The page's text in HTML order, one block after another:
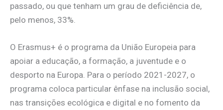
passado, ou que tenham um grau de deficiência de,
pelo menos, 33%.
O Erasmus+ é o programa da União Europeia para
apoiar a educação, a formação, a juventude e o
desporto na Europa. Para o período 2021-2027, o
programa coloca particular ênfase na inclusão social,
nas transições ecológica e digital e no fomento da